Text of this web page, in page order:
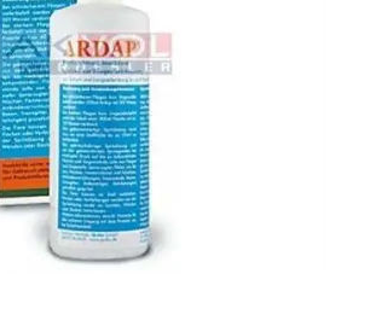
Saka ve Doğa Kuşu
Yemleri
Güvercin Yemleri
Kumlar
Mamalar
Krakerler
Kalamar Kemiği ve Gaga
Taşları